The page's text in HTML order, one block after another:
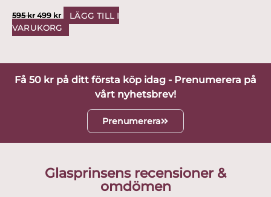
595kr 499 kr
LÄGG TILL I
VARUKORG
Få 50 kr på ditt första köp idag - Prenumerera på
vårt nyhetsbrev!
Prenumerera
Glasprinsens recensioner &
omdömen